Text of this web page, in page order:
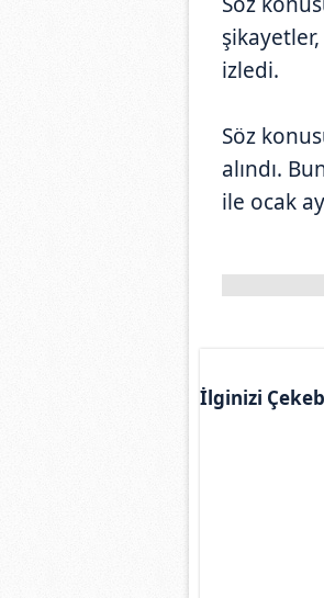
izledi.
Söz
alındı.
ile ocak
İlginizi